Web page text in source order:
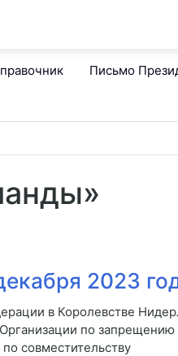
Письмо
2023
в Королевстве
по запрещению
совместительству